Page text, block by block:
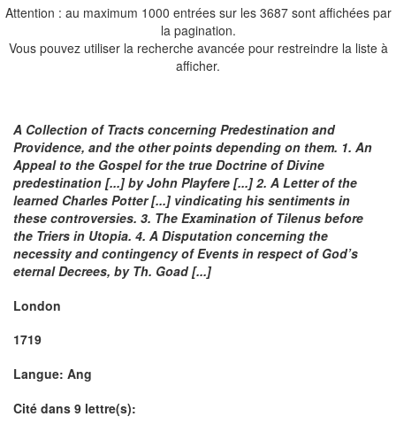
Attention : au maximum 1000 entrées sur les 3687 sont affichées par
la pagination.
Vous pouvez utiliser la recherche avancée pour restreindre la liste à
afficher.
A Collection of Tracts concerning Predestination and
Providence, and the other points depending on them. 1. An
Appeal to the Gospel for the true Doctrine of Divine
predestination [...] by John Playfere [...] 2. A Letter of the
learned Charles Potter [...] vindicating his sentiments in
these controversies. 3. The Examination of Tilenus before
the Triers in Utopia. 4. A Disputation concerning the
necessity and contingency of Events in respect of God’s
eternal Decrees, by Th. Goad [...]
London
1719
Langue: Ang
Cité dans 9 lettre(s):